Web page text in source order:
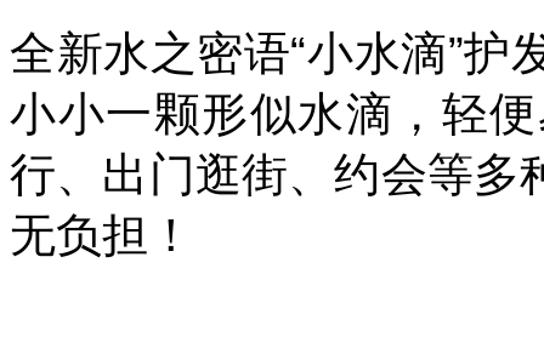
全新水之密语“小水滴”
小小一颗形似水滴，轻
行、出门逛街、约会等多
无负担！